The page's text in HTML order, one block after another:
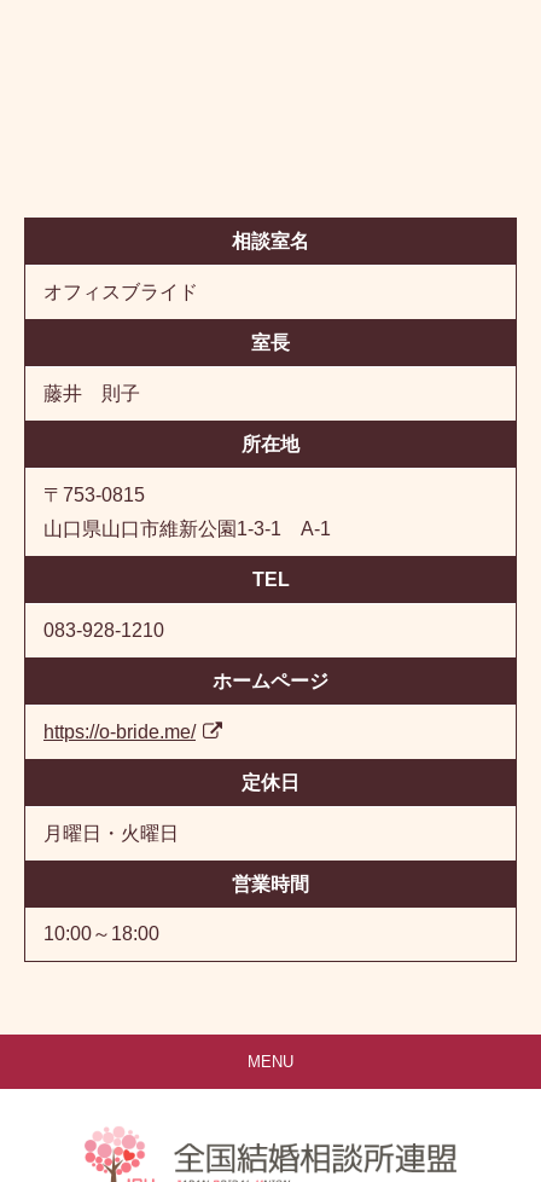
相談室名
オフィスブライド
室長
藤井 則子
所在地
〒753-0815
山口県山口市維新公園1-3-1 A-1
TEL
083-928-1210
ホームページ
https://o-bride.me/
定休日
月曜日・火曜日
営業時間
10:00～18:00
MENU